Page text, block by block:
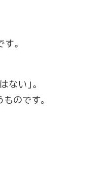
。
い」。
のです。